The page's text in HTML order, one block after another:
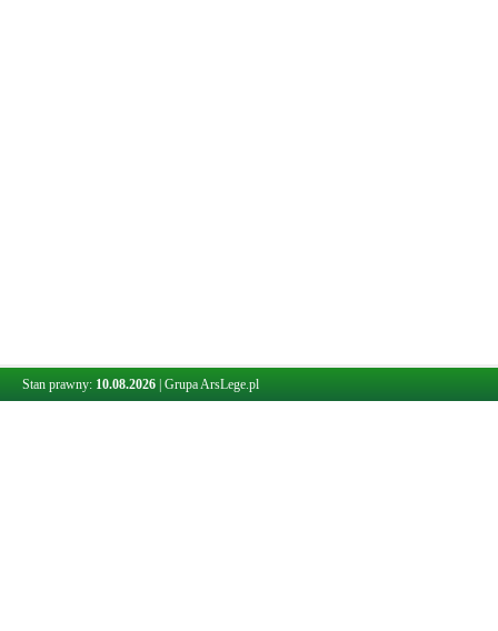
Stan prawny: 10.08.2026 Grupa ArsLege.pl